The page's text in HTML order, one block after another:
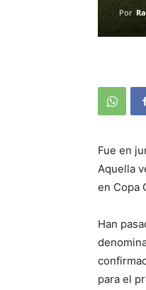
Por
Fue en
Aquella
en Copa
Han
para el